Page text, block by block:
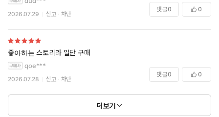
2026.07.29 신고 차단
댓글0 0
좋아하는 스토리라 일단 구매
qoe***
2026.07.28 신고 차단
댓글0 0
더보기